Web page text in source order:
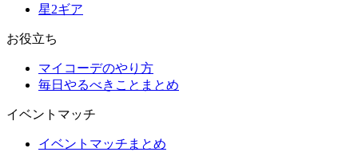
星2ギア
お役立ち
マイコーデのやり方
毎日やるべきことまとめ
イベントマッチ
イベントマッチまとめ